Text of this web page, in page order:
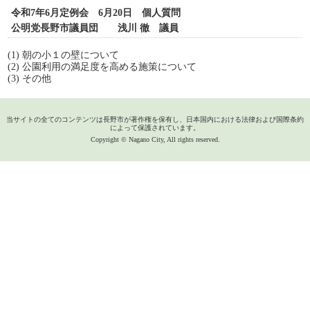
令和7年6月定例会 6月20日 個人質問
公明党長野市議員団 浅川 徹 議員
(1) 朝の小１の壁について
(2) 公園利用の満足度を高める施策について
(3) その他
当サイトの全てのコンテンツは長野市が著作権を保有し、日本国内における法律および国際条約
によって保護されています。
Copyright © Nagano City, All rights reserved.